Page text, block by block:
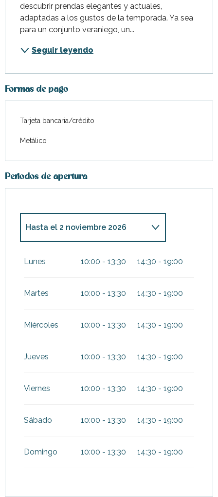
descubrir prendas elegantes y actuales,
adaptadas a los gustos de la temporada. Ya sea
para un conjunto veraniego, un...
Seguir leyendo
Formas de pago
Tarjeta bancaria/crédito
Metálico
Periodos de apertura
Hasta el 2 noviembre 2026
enero 2027
Lunes 10:00 - 13:30 14:30 - 19:00
Martes 10:00 - 13:30 14:30 - 19:00
Miércoles 10:00 - 13:30 14:30 - 19:00
Jueves 10:00 - 13:30 14:30 - 19:00
Viernes 10:00 - 13:30 14:30 - 19:00
Sábado 10:00 - 13:30 14:30 - 19:00
Domingo 10:00 - 13:30 14:30 - 19:00